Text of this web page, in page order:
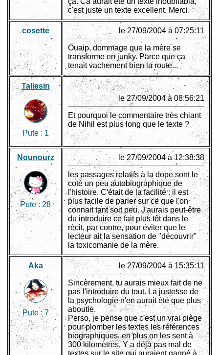
c'est juste un texte excellent. Merci.
cosette le 27/09/2004 à 07:25:11
Ouaip, dommage que la mère se
transforme en junky. Parce que ça
tenait vachement bien la route...
Taliesin
Pute : 1
le 27/09/2004 à 08:56:21
Et pourquoi le commentaire très chiant
de Nihil est plus long que le texte ?
Nounourz
Pute : 28
le 27/09/2004 à 12:38:38
les passages relatifs à la dope sont le
coté un peu autobiographique de
l'histoire. C'était de la facilité : il est
plus facile de parler sur ce que l'on
connait tant soit peu. J'aurais peut-être
du introduire ce fait plus tôt dans le
récit, par contre, pour éviter que le
lecteur ait la sensation de "découvrir"
la toxicomanie de la mère.
Aka
Pute :7
le 27/09/2004 à 15:35:11
Sincèrement, tu aurais mieux fait de ne
pas l'introduire du tout. La justesse de
la psychologie n'en aurait été que plus
aboutie.
Perso, je pense que c'est un vrai piège
pour plomber les textes les références
biographiques, en plus on les sent à
300 kilomètres. Y a déjà pas mal de